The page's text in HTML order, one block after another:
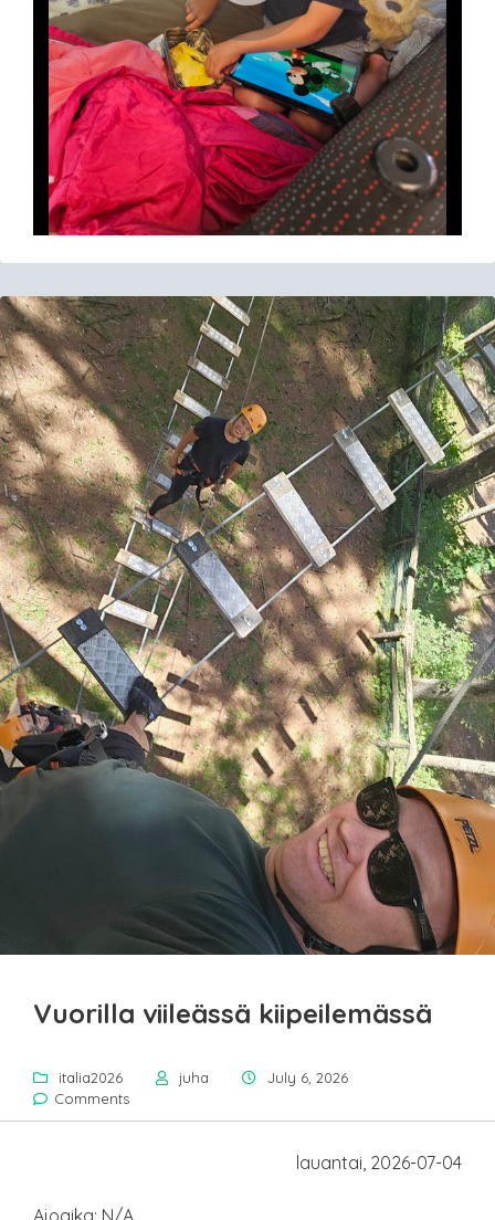
Vuorilla viileässä kiipeilemässä
italia2026 juha
July 6, 2026
Comments
lauantai, 2026-07-04